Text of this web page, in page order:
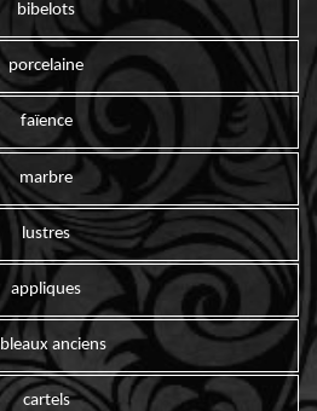
bibelots
porcelaine
faïence
marbre
lustres
appliques
anciens
cartels